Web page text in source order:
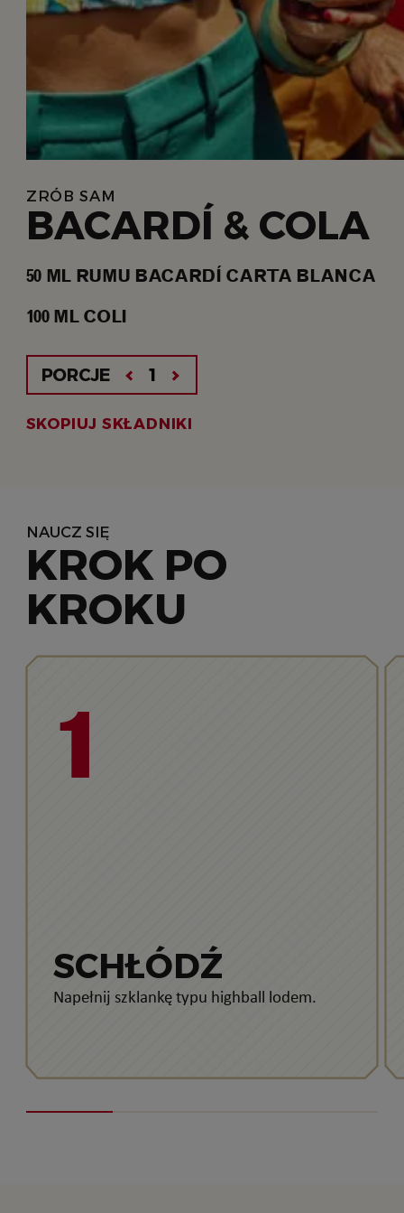
ZRÓB SAM
BACARDÍ & COLA
50 ML RUMU BACARDÍ CARTA BLANCA
100MLCOLI
PORCJE
SKOPIUJ SKŁADNIKI
NAUCZ SIĘ
KROK PO
KROKU
1
SCHŁÓDŹ
Napełnij szklankę typu highball lodem.